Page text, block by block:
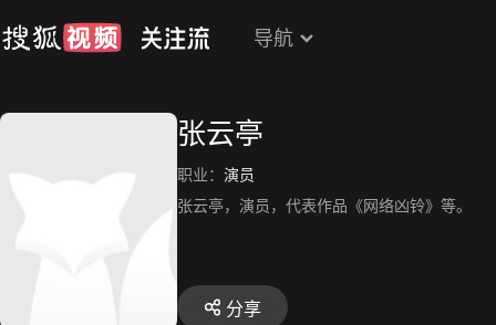
导航
张云亭
职业： 演员
张云亭，演员，代表作品《网络凶铃》等。
分享